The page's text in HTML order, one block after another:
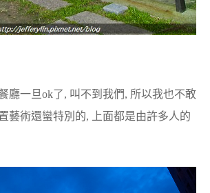
廳一旦ok了, 叫不到我們, 所以我也不敢
藝術還蠻特別的, 上面都是由許多人的